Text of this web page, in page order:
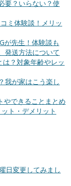
要？いらない？使
ミ体験談！メリッ
が先生！体験談も
発送方法について
は？対象年齢やレッ
我が家はこう楽し
やできることまとめ
ト・デメリット
日変更してみまし